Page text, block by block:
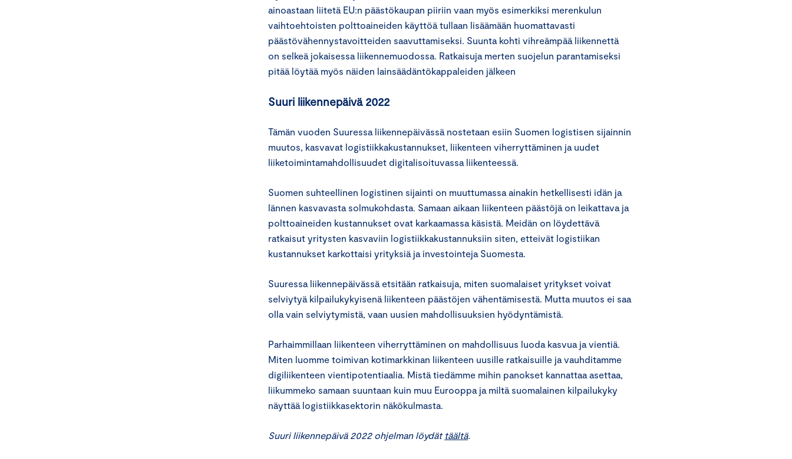
ainoastaan liitetä EU:n päästökaupan piiriin vaan myös esimerkiksi merenkulun
vaihtoehtoisten polttoaineiden käyttöä tullaan lisäämään huomattavasti
päästövähennystavoitteiden saavuttamiseksi. Suunta kohti vihreämpää liikennettä
on selkeä jokaisessa liikennemuodossa. Ratkaisuja merten suojelun parantamiseksi
pitää löytää myös näiden lainsäädäntökappaleiden jälkeen
Suuri liikennepäivä 2022
Tämän vuoden Suuressa liikennepäivässä nostetaan esiin Suomen logistisen sijainnin
muutos, kasvavat logistiikkakustannukset, liikenteen viherryttäminen ja uudet
liiketoimintamahdollisuudet digitalisoituvassa liikenteessä.
Suomen suhteellinen logistinen sijainti on muuttumassa ainakin hetkellisesti idän ja
lännen kasvavasta solmukohdasta. Samaan aikaan liikenteen päästöjä on leikattava ja
polttoaineiden kustannukset ovat karkaamassa käsistä. Meidän on löydettävä
ratkaisut yritysten kasvaviin logistiikkakustannuksiin siten, etteivät logistiikan
kustannukset karkottaisi yrityksiä ja investointeja Suomesta.
Suuressa liikennepäivässä etsitään ratkaisuja, miten suomalaiset yritykset voivat
selviytyä kilpailukykyisenä liikenteen päästöjen vähentämisestä. Mutta muutos ei saa
olla vain selviytymistä, vaan uusien mahdollisuuksien hyödyntämistä.
Parhaimmillaan liikenteen viherryttäminen on mahdollisuus luoda kasvua ja vientiä.
Miten luomme toimivan kotimarkkinan liikenteen uusille ratkaisuille ja vauhditamme
digiliikenteen vientipotentiaalia. Mistä tiedämme mihin panokset kannattaa asettaa,
liikummeko samaan suuntaan kuin muu Eurooppa ja miltä suomalainen kilpailukyky
näyttää logistiikkasektorin näkökulmasta.
Suuri liikennepäivä 2022 ohjelman löydät täältä.